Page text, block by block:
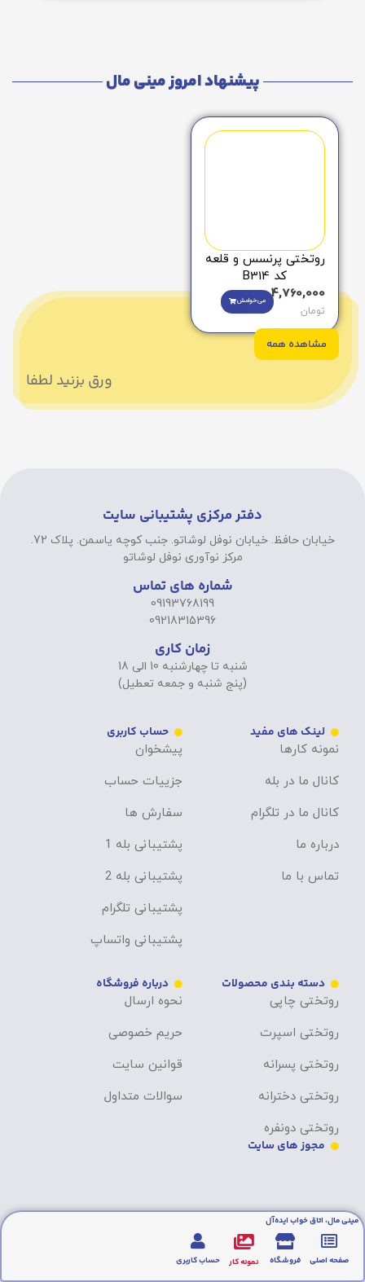
پیشنهاد امروز مینی مال
روتختی پرنسس و قلعه
کد B314
4,760,000
تومان
می‌خوامش
مشاهده همه
ورق بزنید لطفا
دفتر مرکزی پشتیبانی سایت
خیابان حافظ. خیابان نوفل لوشاتو. جنب کوچه یاسمن. پلاک 72.
مرکز نوآوری نوفل لوشاتو
شماره های تماس
09193768199
09218315396
زمان کاری
شنبه تا چهارشنبه 10 الی 18
(پنج شنبه و جمعه تعطیل)
لینک های مفید
نمونه کارها
کانال ما در بله
کانال ما در تلگرام
درباره ما
تماس با ما
حساب کاربری
پیشخوان
جزییات حساب
سفارش ها
پشتیبانی بله 1
پشتیبانی بله 2
پشتیبانی تلگرام
پشتیبانی واتساپ
دسته بندی محصولات
روتختی چاپی
روتختی اسپرت
روتختی پسرانه
روتختی دخترانه
روتختی دونفره
درباره فروشگاه
نحوه ارسال
حریم خصوصی
قوانین سایت
سوالات متداول
مجوز های سایت
مینی مال، اتاق خواب ایده‌آل
صفحه اصلی فروشگاه نمونه کار حساب کاربری